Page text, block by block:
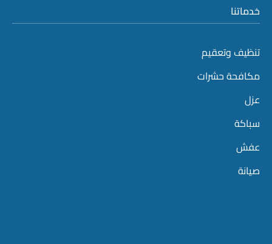
خدماتنا
تنظيف وتعقيم
مكافحة حشرات
عزل
سباكة
عفش
صيانة